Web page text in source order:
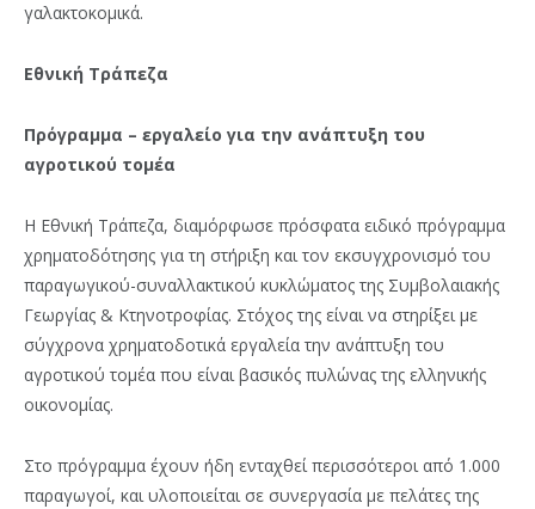
γαλακτοκομικά.
Εθνική Τράπεζα
Πρόγραμμα – εργαλείο για την ανάπτυξη του
αγροτικού τομέα
Η Εθνική Τράπεζα, διαμόρφωσε πρόσφατα ειδικό πρόγραμμα
χρηματοδότησης για τη στήριξη και τον εκσυγχρονισμό του
παραγωγικού-συναλλακτικού κυκλώματος της Συμβολαιακής
Γεωργίας & Κτηνοτροφίας. Στόχος της είναι να στηρίξει με
σύγχρονα χρηματοδοτικά εργαλεία την ανάπτυξη του
αγροτικού τομέα που είναι βασικός πυλώνας της ελληνικής
οικονομίας.
Στο πρόγραμμα έχουν ήδη ενταχθεί περισσότεροι από 1.000
παραγωγοί, και υλοποιείται σε συνεργασία με πελάτες της